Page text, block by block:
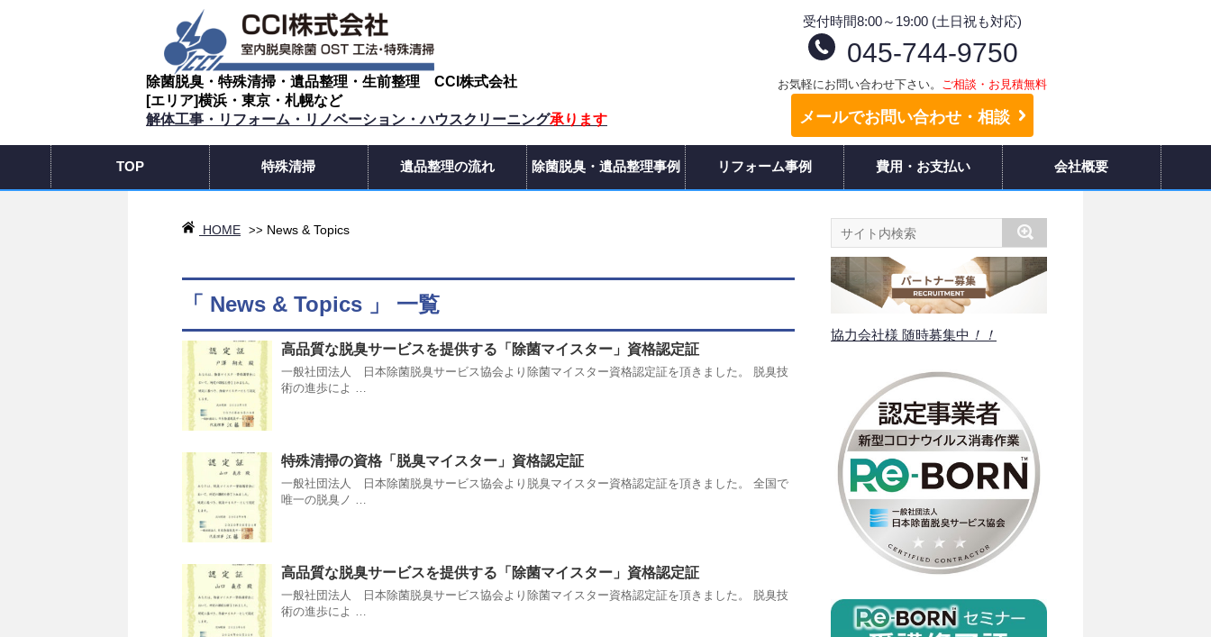
除菌脱臭・特殊清掃・遺品整理・生前整理 CCI株式会社
[エリア]横浜・東京・札幌など
解体工事・リフォーム・リノベーション・ハウスクリーニング承ります
受付時間8:00～19:00 (土日祝も対応)
045-744-9750
お気軽にお問い合わせ下さい。 ご相談・お見積無料
メールでお問い合わせ・相談
TOP 特殊清掃 遺品整理の流れ 除菌脱臭・遺品整理事例 リフォーム事例 費用・お支払い 会社概要
HOME >> News & Topics
「 News & Topics 」 一覧
高品質な脱臭サービスを提供する「除菌マイスター」資格認定証
一般社団法人 日本除菌脱臭サービス協会より除菌マイスター資格認定証を頂きました。 脱臭技
術の進歩によ …
特殊清掃の資格「脱臭マイスター」資格認定証
一般社団法人 日本除菌脱臭サービス協会より脱臭マイスター資格認定証を頂きました。 全国で
唯一の脱臭ノ …
高品質な脱臭サービスを提供する「除菌マイスター」資格認定証
一般社団法人 日本除菌脱臭サービス協会より除菌マイスター資格認定証を頂きました。 脱臭技
術の進歩によ …
協力会社様 随時募集中 ！！